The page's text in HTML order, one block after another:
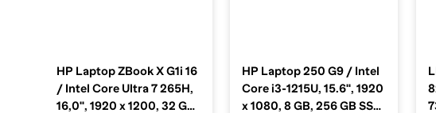
HP Laptop ZBook X G1i 16
/ Intel Core Ultra 7 265H,
16,0", 1920 x 1200, 32 GB,
HP Laptop 250 G9 / Intel
Core i3-1215U, 15.6", 1920
x 1080, 8 GB, 256 GB SSD,